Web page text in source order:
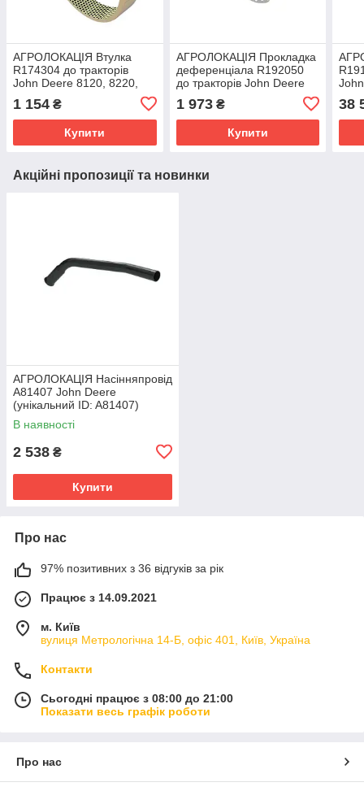
АГРОЛОКАЦІЯ Втулка
R174304 до тракторів
John Deere 8120, 8220,
8310R, 8225R
1 154 ₴
Купити
АГРОЛОКАЦІЯ Прокладка
деференціала R192050
до тракторів John Deere
8520, 8130, 8225R
1 973₴
Купити
38
Акційні пропозиції та новинки
АГРОЛОКАЦІЯ Насінняпровід
A81407 John Deere
(унікальний ID: A81407)
В наявності
2 538 ₴
Купити
Про нас
97% позитивних з 36 відгуків за рік
Працює з 14.09.2021
м. Київ
вулиця Метрологічна 14-Б, офіс 401, Київ, Україна
Контакти
Сьогодні працює з 08:00 до 21:00
Показати весь графік роботи
Про нас